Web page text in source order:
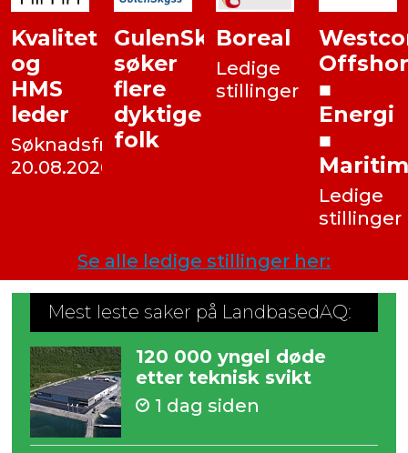
Kvalitet
og
HMS
leder
Søknadsfrist:
20.08.2026
GulenSkyss
søker
flere
dyktige
folk
Boreal
Ledige
stillinger
■
Energi
■
Maritim
Ledige
stillinger
Se alle ledige stillinger her:
Mest leste saker på LandbasedAQ:
120 000 yngel døde
etter teknisk svikt
1 dag siden